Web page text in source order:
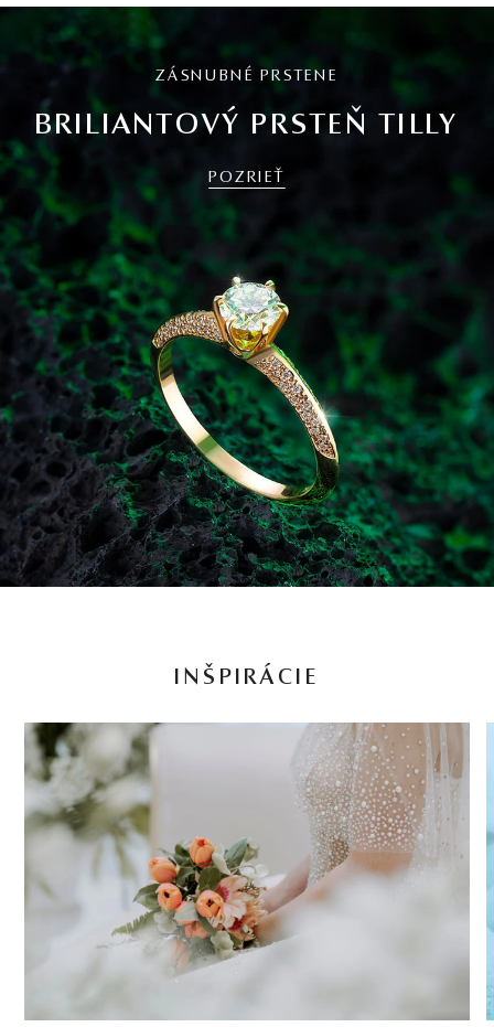
ZÁSNUBNÉ PRSTENE
BRILIANTOVÝ PRSTEŇ TILLY
POZRIEŤ
INŠPIRÁCIE